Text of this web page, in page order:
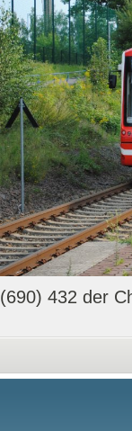
(690) 432 der